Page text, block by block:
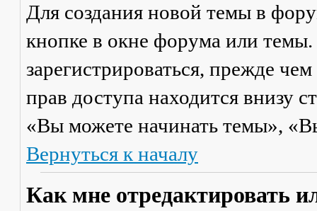
Для создания новой темы в
кнопке в окне форума или
зарегистрироваться, прежде
прав доступа находится внизу
«Вы можете начинать темы»,
Вернуться к началу
Как мне отредактировать